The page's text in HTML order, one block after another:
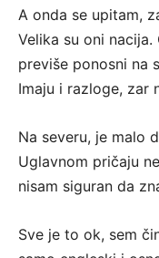
A onda se upitam,
Velika su oni
previše ponosni na
Imaju i razloge, zar
Na severu, je malo
Uglavnom pričaju
nisam siguran da
Sve je to ok, sem